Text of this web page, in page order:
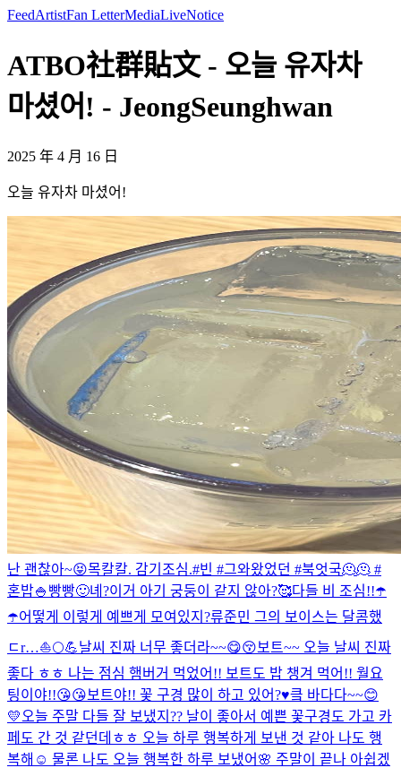
FeedArtistFan LetterMediaLiveNotice
ATBO社群貼文 - 오늘 유자차
마셨어! - JeongSeunghwan
2025 年 4 月 16 日
오늘 유자차 마셨어!
난 괜찮아~😝목칼칼. 감기조심.#빈 #그와왔었던 #북엇국🫠🫠 #
혼밥🍚 빵빵🙂녜?이거 아기 궁둥이 같지 않아?🥰다들 비 조심!!☂️
☂️어떻게 이렇게 예쁘게 모여있지?류준민 그의 보이스는 달콤했
ㄷr…⛵️🌕💪날씨 진짜 너무 좋더라~~😋😚보트~~ 오늘 날씨 진짜
좋다 ㅎㅎ 나는 점심 햄버거 먹었어!! 보트도 밥 챙겨 먹어!! 월요
팅이야!!😘😘보트야!! 꽃 구경 많이 하고 있어?♥️킄 바다다~~😊
💛 오늘 주말 다들 잘 보냈지?? 날이 좋아서 예쁜 꽃구경도 가고 카
페도 간 것 같던데ㅎㅎ 오늘 하루 행복하게 보낸 것 같아 나도 행
복해☺️ 물론 나도 오늘 행복한 하루 보냈어🌸 주말이 끝나 아쉽겠